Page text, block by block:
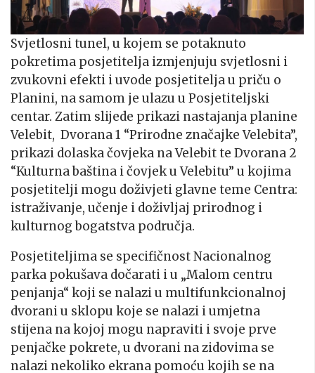
Svjetlosni tunel, u kojem se potaknuto
pokretima posjetitelja izmjenjuju svjetlosni i
zvukovni efekti i uvode posjetitelja u priču o
Planini, na samom je ulazu u Posjetiteljski
centar. Zatim slijede prikazi nastajanja planine
Velebit, Dvorana 1 “Prirodne značajke Velebita”,
prikazi dolaska čovjeka na Velebit te Dvorana 2
“Kulturna baština i čovjek u Velebitu” u kojima
posjetitelji mogu doživjeti glavne teme Centra:
istraživanje, učenje i doživljaj prirodnog i
kulturnog bogatstva područja.
Posjetiteljima se specifičnost Nacionalnog
parka pokušava dočarati i u „Malom centru
penjanja“ koji se nalazi u multifunkcionalnoj
dvorani u sklopu koje se nalazi i umjetna
stijena na kojoj mogu napraviti i svoje prve
penjačke pokrete, u dvorani na zidovima se
nalazi nekoliko ekrana pomoću kojih se na